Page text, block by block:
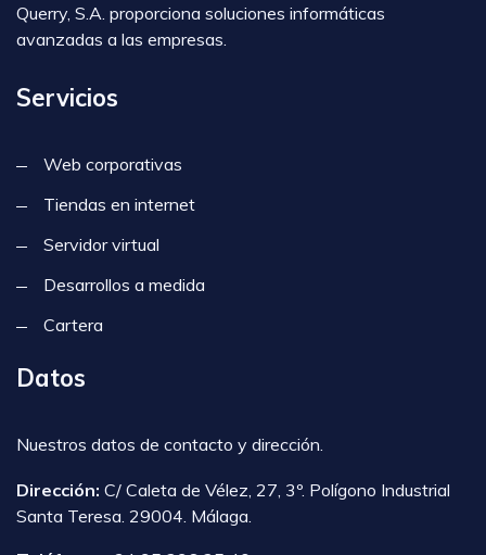
Querry, S.A. proporciona soluciones informáticas
avanzadas a las empresas.
Servicios
Web corporativas
Tiendas en internet
Servidor virtual
Desarrollos a medida
Cartera
Datos
Nuestros datos de contacto y dirección.
Dirección: C/ Caleta de Vélez, 27, 3º. Polígono Industrial
Santa Teresa. 29004. Málaga.